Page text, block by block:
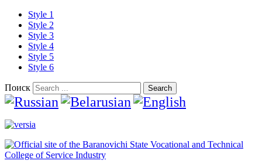
Style 1
Style 2
Style 3
Style 4
Style 5
Style 6
Поиск Search